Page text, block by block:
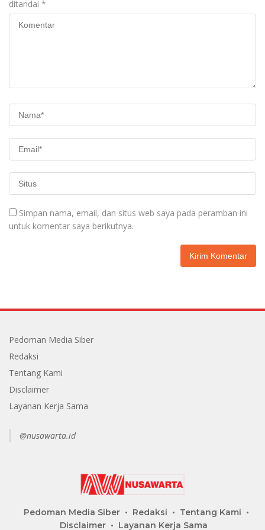
ditandai *
Simpan nama, email, dan situs web saya pada peramban ini
untuk komentar saya berikutnya.
Pedoman Media Siber
Redaksi
Tentang Kami
Disclaimer
Layanan Kerja Sama
@nusawarta.id
Pedoman Media Siber Redaksi
Tentang Kami
Disclaimer
Layanan Kerja Sama